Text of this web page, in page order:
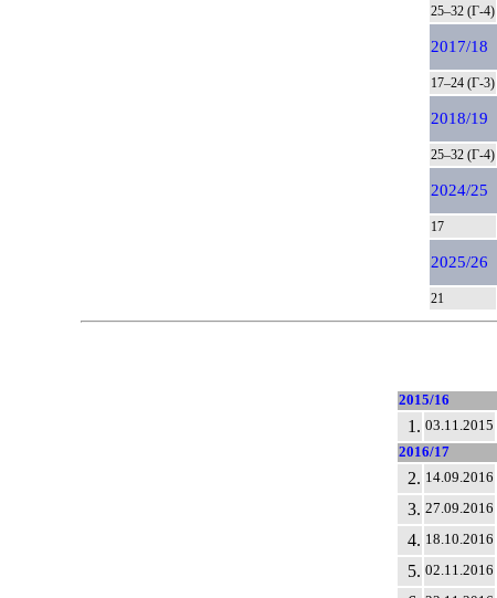
25–32 (Г-4)
2017/18
17–24 (Г-3)
2018/19
25–32 (Г-4)
2024/25
17
2025/26
21
2015/16
1. 03.11.2015
2016/17
2. 14.09.2016
3. 27.09.2016
4. 18.10.2016
5. 02.11.2016